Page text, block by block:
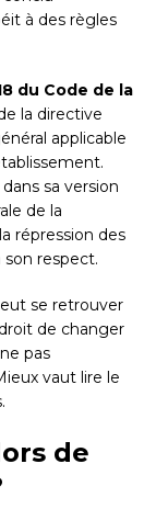
à des règles
du Code de la
la directive
applicable
sa version
de la
répression des
son respect.
se retrouver
de changer
pas
vaut lire le
de